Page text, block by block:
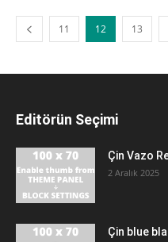
11 12 13
Editörün Seçimi
Çin Vazo
2 Aralık 2025
Çin blue